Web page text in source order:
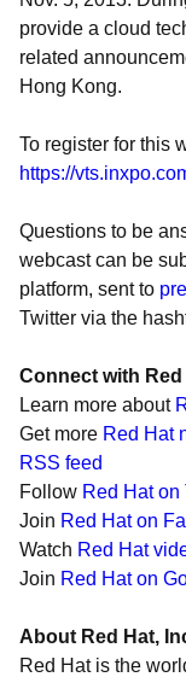
provide a cloud
related
Hong Kong.
To register for this
https://
Questions to be
webcast can be
platform, sent to
Twitter via the
Connect with Red
Learn more about
Get more Red Hat
RSS feed
Follow Red Hat on
Join Red Hat on
Watch Red Hat
Join Red Hat on
About Red Hat,
Red Hat is the